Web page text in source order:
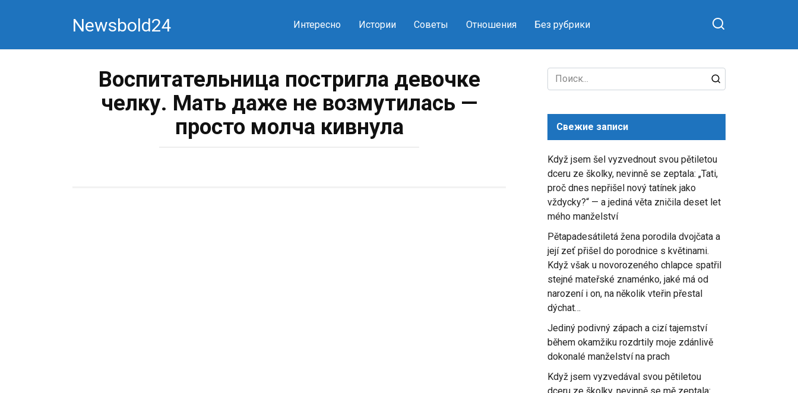
Newsbold24 Интересно Истории Советы Отношения Без рубрики
Воспитательница постригла девочке
челку. Мать даже не возмутилась —
просто молча кивнула
Search
for:
Свежие записи
Když jsem šel vyzvednout svou pětiletou
dceru ze školky, nevinně se zeptala: „Tati,
proč dnes nepřišel nový tatínek jako
vždycky?“ — a jediná věta zničila deset let
mého manželství
Pětapadesátiletá žena porodila dvojčata a
její zeť přišel do porodnice s květinami.
Když však u novorozeného chlapce spatřil
stejné mateřské znaménko, jaké má od
narození i on, na několik vteřin přestal
dýchat…
Jediný podivný zápach a cizí tajemství
během okamžiku rozdrtily moje zdánlivě
dokonalé manželství na prach
Když jsem vyzvedával svou pětiletou